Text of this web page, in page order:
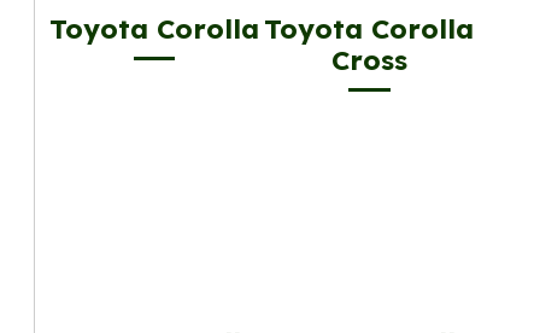
Toyota Corolla Toyota Corolla
Cross